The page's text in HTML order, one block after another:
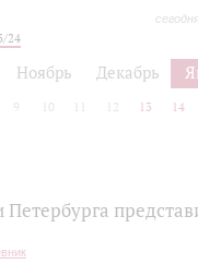
24
Ноябрь Декабрь
9 10 12 13 14